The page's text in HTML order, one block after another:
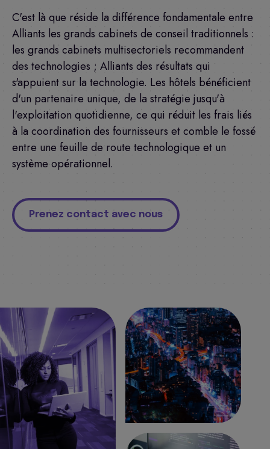
C'est là que réside la différence fondamentale entre
Alliants les grands cabinets de conseil traditionnels :
les grands cabinets multisectoriels recommandent
des technologies ; Alliants des résultats qui
s'appuient sur la technologie. Les hôtels bénéficient
d'un partenaire unique, de la stratégie jusqu'à
l'exploitation quotidienne, ce qui réduit les frais liés
à la coordination des fournisseurs et comble le fossé
entre une feuille de route technologique et un
système opérationnel.
Prenez contact avec nous